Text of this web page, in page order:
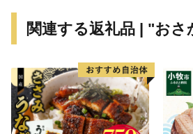
the center of Toyama. Prefecture
The main industry is agriculture.
subsoil water from the majestic
fertile soil, Koshihikari rice is mainly
We have taken on the challenge of
関連する返礼品 | "おさ